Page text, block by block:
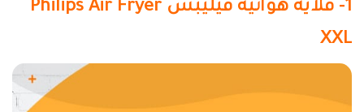
1- قلاية هوائية فيليبس Philips Air Fryer
XXL